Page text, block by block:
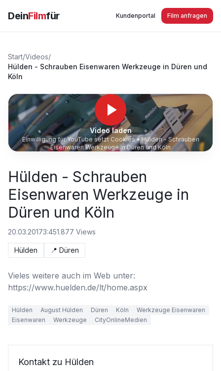
DeinFilmfür Kundenportal Film anfragen
Start/Videos/
Hülden - Schrauben Eisenwaren Werkzeuge in Düren und
Köln
Video laden
Einwilligung für YouTube setzt Cookies •Hülden - Schrauben
Eisenwaren Werkzeuge in Düren und Köln
Hülden - Schrauben
Eisenwaren Werkzeuge in
Düren und Köln
20.03.20173:451.877 Views
Hülden 📍 Düren
Vieles weitere auch im Web unter:
https://www.huelden.de/lt/home.aspx
Hülden August Hülden Düren Köln
Werkzeuge Eisenwaren
Eisenwaren
Werkzeuge CityOnlineMedien
Kontakt zu Hülden